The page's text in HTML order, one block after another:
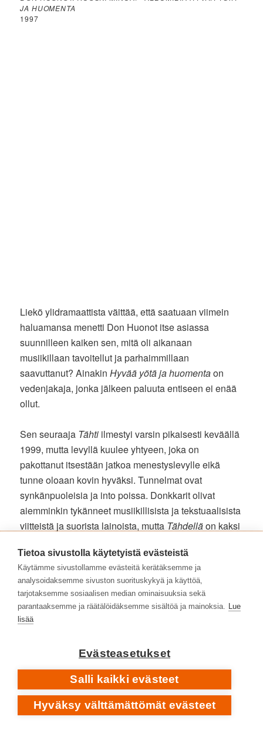
JA HUOMENTA
1997
Liekö ylidramaattista väittää, että saatuaan viimein
haluamansa menetti Don Huonot itse asiassa
suunnilleen kaiken sen, mitä oli aikanaan
musiikillaan tavoitellut ja parhaimmillaan
saavuttanut? AinakinHyvää yötä ja huomentaon
vedenjakaja, jonka jälkeen paluuta entiseen ei enää
ollut.
Sen seuraaja Tähti ilmestyi varsin pikaisesti keväällä
1999, mutta levyllä kuulee yhtyeen, joka on
pakottanut itsestään jatkoa menestyslevylle eikä
tunne oloaan kovin hyväksi. Tunnelmat ovat
synkänpuoleisia ja into poissa. Donkkarit olivat
aiemminkin tykänneet musiikillisista ja tekstuaalisista
viitteistä ja suorista lainoista, mutta Tähdelläon kaksi
-biisien mukaan, paljon musiikillisia pikkuviitteitä
esim.Kingston Wallintuotantoon ja yleisemmällä
tasolla hirveä määrä geneerisiä ratkaisuja
jonkinlaisesta tummasävyisen rockin 101-tiedostosta.
Laiskaa laulunkirjoittamista, kaikinpuolista apeutta,
kosiskelleeseen ’Tule sellaisena kuin olet’ -rykäisyyn.
suosikkiyhtyeensä saapuneen huonoon paikkaan.
Kakkossingle ’Kannibaali’ ei ole ihan niin
Tietoa sivustolla käytetyistä evästeistä
Käytämme sivustollamme evästeitä kerätäksemme ja
analysoidaksemme sivuston suorituskykyä ja käyttöä,
tarjotaksemme sosiaalisen median ominaisuuksia sekä
parantaaksemme ja räätälöidäksemme sisältöä ja mainoksia. Lue
lisää
Evästeasetukset
Salli kaikki evästeet
Hyväksy välttämättömät evästeet